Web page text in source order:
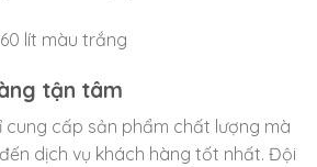
tận tâm
cung cấp sản phẩm chất lượng mà
dịch vụ khách hàng tốt nhất. Đội